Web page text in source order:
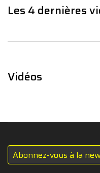
Les 4 dernières
Vidéos
Abonnez-vous à la